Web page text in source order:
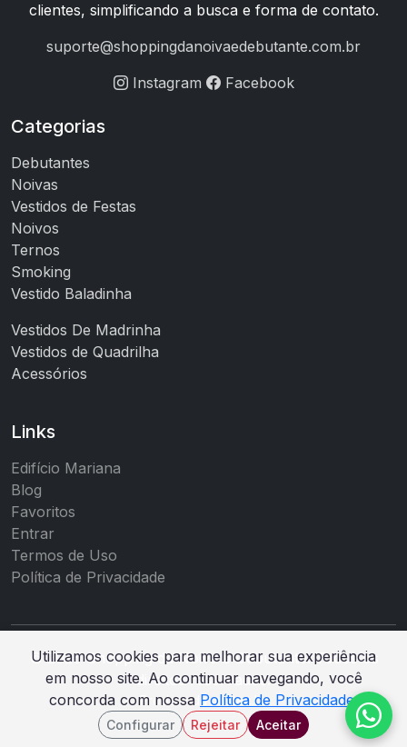
clientes, simplificando a busca e forma de contato.
suporte@shoppingdanoivaedebutante.com.br
Instagram
Facebook
Categorias
Debutantes
Noivas
Vestidos de Festas
Noivos
Ternos
Smoking
Vestido Baladinha
Vestidos De Madrinha
Vestidos de Quadrilha
Acessórios
Links
Edifício Mariana
Blog
Favoritos
Entrar
Termos de Uso
Política de Privacidade
© 2026 Shopping da Noiva e Debutante. Todos os
direitos reservados.
Produto damw.tec.br
Utilizamos cookies para melhorar sua experiência
em nosso site. Ao continuar navegando, você
concorda com nossa Política de Privacidade.
Configurar Rejeitar Aceitar